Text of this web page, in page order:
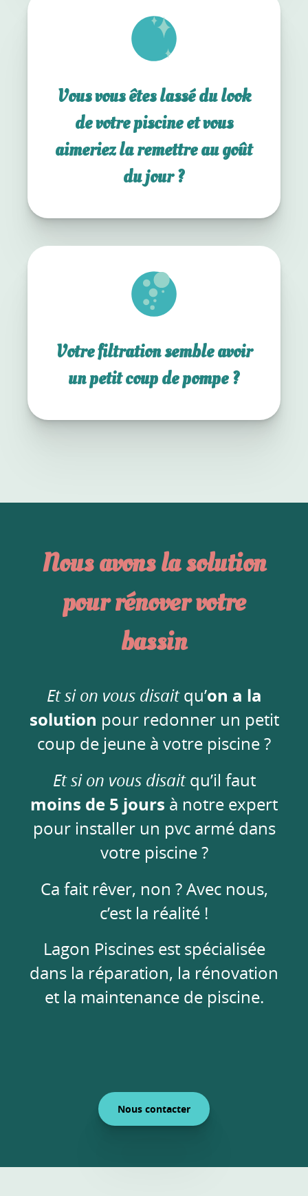
Vous vous êtes lassé du look
de votre piscine et vous
aimeriez la remettre au goût
du jour ?
Votre filtration semble avoir
un petit coup de pompe ?
Nous avons la solution
pour rénover votre
bassin
Et si on vous disaitqu’on a la
solution pour redonner un petit
coup de jeune à votre piscine ?
Et si on vous disaitqu’il faut
moins de 5 jours à notre expert
pour installer un pvc armé dans
votre piscine ?
Ca fait rêver, non ? Avec nous,
c’est la réalité !
Lagon Piscines est spécialisée
dans la réparation, la rénovation
et la maintenance de piscine.
Nous contacter